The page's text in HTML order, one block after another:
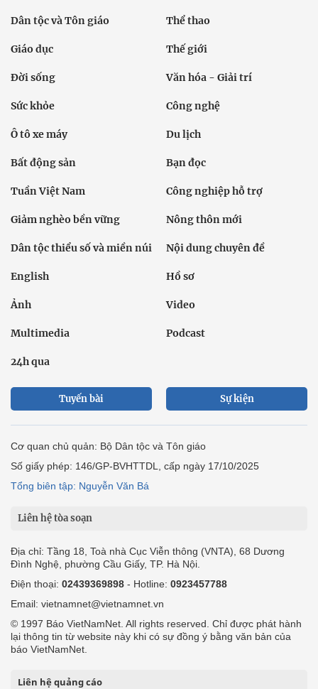
Dân tộc và Tôn giáo Thể thao
Giáo dục Thế giới
Đời sống Văn hóa - Giải trí
Sức khỏe Công nghệ
Ô tô xe máy Du lịch
Bất động sản Bạn đọc
Tuần Việt Nam Công nghiệp hỗ trợ
Giảm nghèo bền vững Nông thôn mới
Dân tộc thiểu số và miền núi Nội dung chuyên đề
English Hồ sơ
Ảnh Video
Multimedia Podcast
24h qua
Tuyến bài Sự kiện
Cơ quan chủ quản: Bộ Dân tộc và Tôn giáo
Số giấy phép: 146/GP-BVHTTDL, cấp ngày 17/10/2025
Tổng biên tập: Nguyễn Văn Bá
Liên hệ tòa soạn
Địa chỉ: Tầng 18, Toà nhà Cục Viễn thông (VNTA), 68 Dương
Đình Nghệ, phường Cầu Giấy, TP. Hà Nội.
Điện thoại: 02439369898 - Hotline: 0923457788
Email: vietnamnet@vietnamnet.vn
© 1997 Báo VietNamNet. All rights reserved. Chỉ được phát hành
lại thông tin từ website này khi có sự đồng ý bằng văn bản của
báo VietNamNet.
Liên hệ quảng cáo